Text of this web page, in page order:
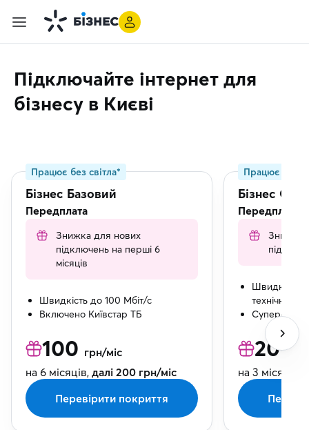
Підключайте інтернет для
бізнесу в Києві
Працює без світла*
Бізнес Базовий
Передплата
Знижка для нових
підключень на перші 6
місяців
Швидкість до 100 Мбіт/с
Включено Київстар ТБ
100 грн/міс
на 6 місяців, далі 200 грн/міс
Перевірити покриття
Працює без
Бізнес
Передплата
Знижка
Швидкість
технічної
Суперсила
200
на 3 місяці,